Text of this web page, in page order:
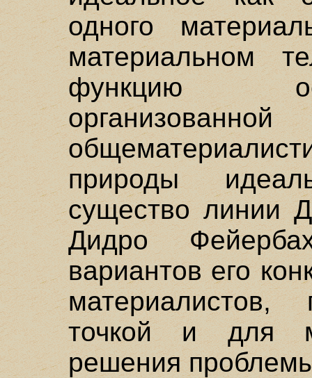
одного
материальном
функцию
природы
существо линии
Дидро
вариантов его
материалистов,
точкой и для
решения